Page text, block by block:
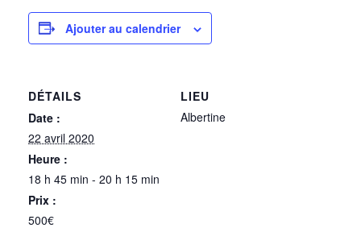
Ajouter au calendrier
DÉTAILS
Date :
22 avril 2020
Heure :
18 h 45 min - 20 h 15 min
Prix :
500€
LIEU
Albertine